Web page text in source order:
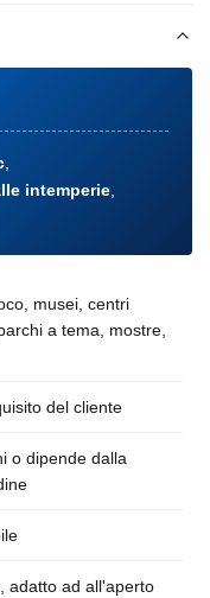
intemperie
musei, centri
a tema, mostre,
del cliente
o dipende dalla
adatto ad all'aperto